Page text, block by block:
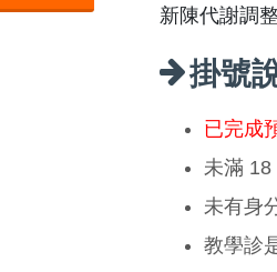
新陳代謝調
掛號
已完成
未滿 18
未有身
教學診